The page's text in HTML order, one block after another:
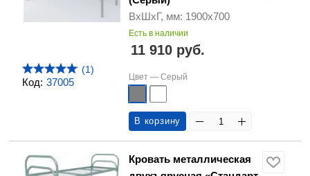
Код: 37005
(1)
ВхШхГ, мм: 1900х700
Есть в наличии
11 910 руб.
Цвет — Серый
В корзину
Кровать металлическая